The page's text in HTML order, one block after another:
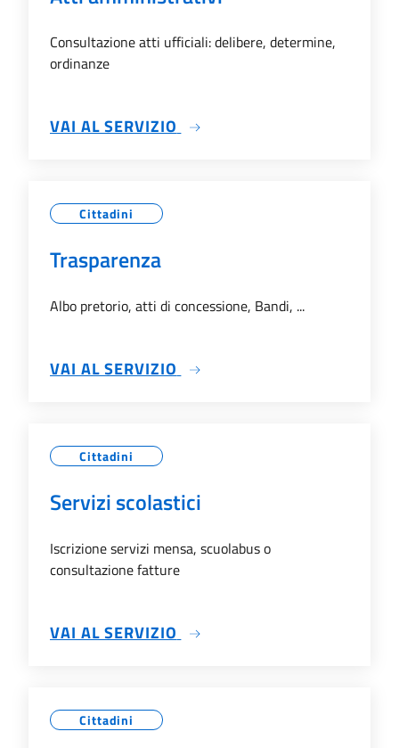
Consultazione atti ufficiali: delibere, determine,
ordinanze
VAI AL SERVIZIO SU ATTI AMMINISTRATIVI
Cittadini
Trasparenza
Albo pretorio, atti di concessione, Bandi, ...
VAI AL SERVIZIO SU TRASPARENZA
Cittadini
Servizi scolastici
Iscrizione servizi mensa, scuolabus o
consultazione fatture
VAI AL SERVIZIO SU SERVIZI SCOLASTICI
Cittadini